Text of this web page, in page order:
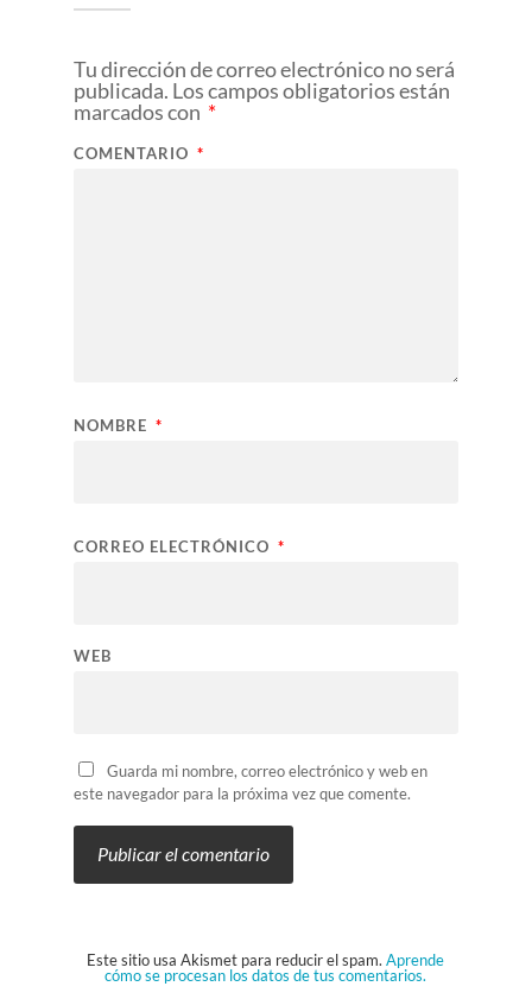
Tu dirección de correo electrónico no será
publicada. Los campos obligatorios están
marcados con *
COMENTARIO *
NOMBRE *
CORREO ELECTRÓNICO *
WEB
Guarda mi nombre, correo electrónico y web en
este navegador para la próxima vez que comente.
Este sitio usa Akismet para reducir el spam.Aprende
cómo se procesan los datos de tus comentarios.